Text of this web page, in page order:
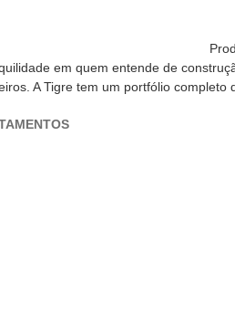
em quem entende de
A Tigre tem um portfólio